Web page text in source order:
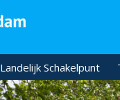
Landelijk Schakelpunt